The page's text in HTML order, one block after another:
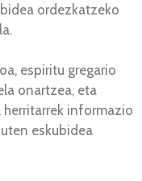
ordezkatzeko
espiritu gregario
onartzea, eta
herritarrek informazio
eskubidea